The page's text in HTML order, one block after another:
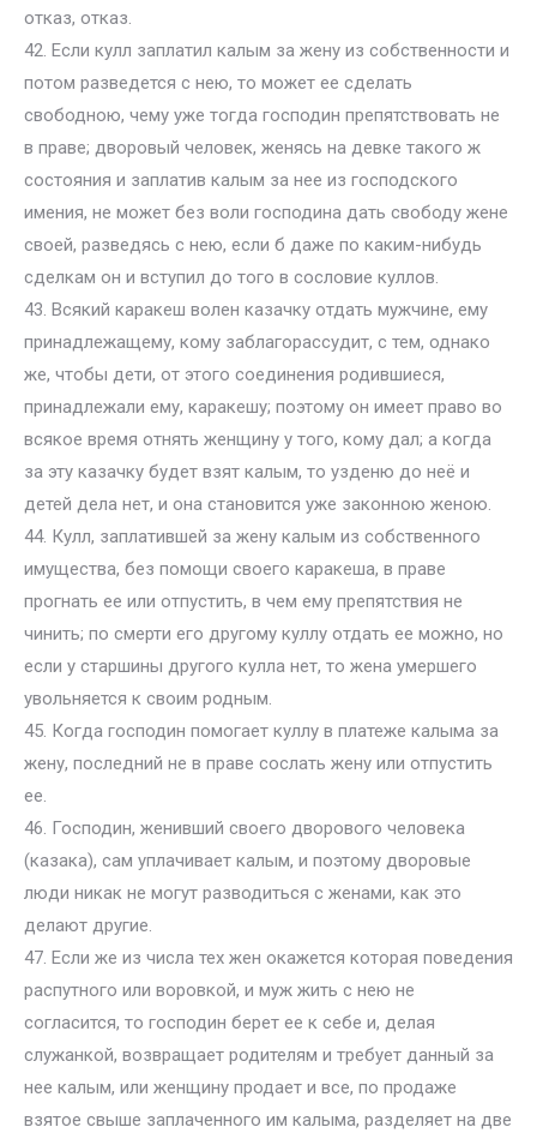
отказ, отказ.
42. Если кулл заплатил калым за жену из собственности и
потом разведется с нею, то может ее сделать
свободною, чему уже тогда господин препятствовать не
в праве; дворовый человек, женясь на девке такого ж
состояния и заплатив калым за нее из господского
имения, не может без воли господина дать свободу жене
своей, разведясь с нею, если б даже по каким-нибудь
сделкам он и вступил до того в сословие куллов.
43. Всякий каракеш волен казачку отдать мужчине, ему
принадлежащему, кому заблагорассудит, с тем, однако
же, чтобы дети, от этого соединения родившиеся,
принадлежали ему, каракешу; поэтому он имеет право во
всякое время отнять женщину у того, кому дал; а когда
за эту казачку будет взят калым, то узденю до неё и
детей дела нет, и она становится уже законною женою.
44. Кулл, заплатившей за жену калым из собственного
имущества, без помощи своего каракеша, в праве
прогнать ее или отпустить, в чем ему препятствия не
чинить; по смерти его другому куллу отдать ее можно, но
если у старшины другого кулла нет, то жена умершего
увольняется к своим родным.
45. Когда господин помогает куллу в платеже калыма за
жену, последний не в праве сослать жену или отпустить
ее.
46. Господин, женивший своего дворового человека
(казака), сам уплачивает калым, и поэтому дворовые
люди никак не могут разводиться с женами, как это
делают другие.
47. Если же из числа тех жен окажется которая поведения
распутного или воровкой, и муж жить с нею не
согласится, то господин берет ее к себе и, делая
служанкой, возвращает родителям и требует данный за
нее калым, или женщину продает и все, по продаже
взятое свыше заплаченного им калыма, разделяет на две